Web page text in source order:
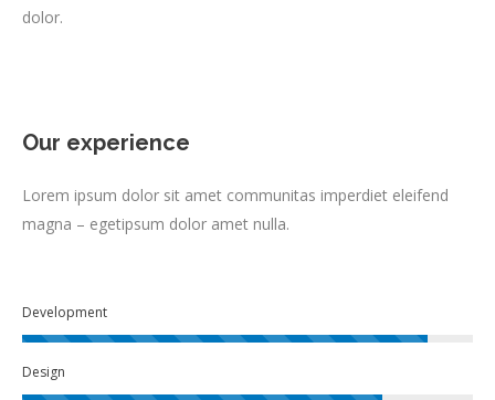
dolor.
Our experience
Lorem ipsum dolor sit amet communitas imperdiet eleifend
magna – egetipsum dolor amet nulla.
Development
Design